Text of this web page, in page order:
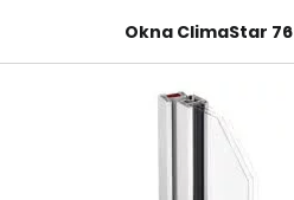
Okna ClimaStar 76